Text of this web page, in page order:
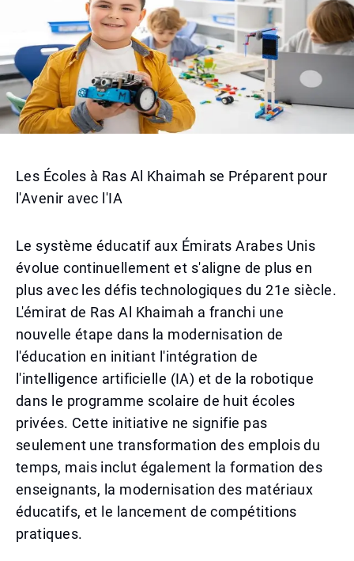
Les Écoles à Ras Al Khaimah se Préparent pour
l'Avenir avec l'IA
Le système éducatif aux Émirats Arabes Unis
évolue continuellement et s'aligne de plus en
plus avec les défis technologiques du 21e siècle.
L'émirat de Ras Al Khaimah a franchi une
nouvelle étape dans la modernisation de
l'éducation en initiant l'intégration de
l'intelligence artificielle (IA) et de la robotique
dans le programme scolaire de huit écoles
privées. Cette initiative ne signifie pas
seulement une transformation des emplois du
temps, mais inclut également la formation des
enseignants, la modernisation des matériaux
éducatifs, et le lancement de compétitions
pratiques.